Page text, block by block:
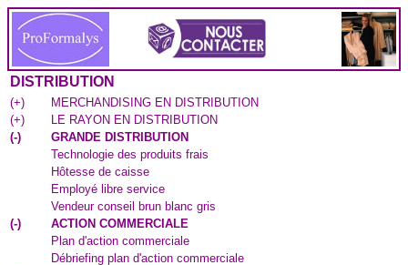
DISTRIBUTION
(+)
MERCHANDISING EN DISTRIBUTION
(+)
LE RAYON EN DISTRIBUTION
(-)
GRANDE DISTRIBUTION
Technologie des produits frais
Hôtesse de caisse
Employé libre service
Vendeur conseil brun blanc gris
(-)
ACTION COMMERCIALE
Plan d'action commerciale
Débriefing plan d'action commerciale